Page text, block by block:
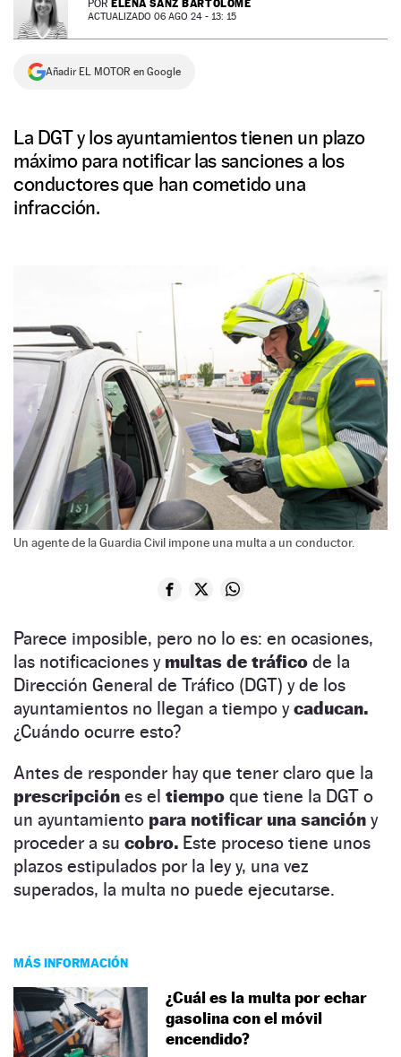
NEWSLETTER
SÍGUENOS
POR ELENA SANZ BARTOLOMÉ
ACTUALIZADO 06 AGO 24 - 13: 15
Añadir EL MOTOR en Google
La DGT y los ayuntamientos tienen un plazo
máximo para notificar las sanciones a los
conductores que han cometido una
infracción.
Un agente de la Guardia Civil impone una multa a un conductor.
Parece imposible, pero no lo es: en ocasiones,
las notificaciones y multas de tráfico de la
Dirección General de Tráfico (DGT) y de los
ayuntamientos no llegan a tiempo ycaducan.
¿Cuándo ocurre esto?
Antes de responder hay que tener claro que la
prescripción es el tiempo que tiene la DGT o
un ayuntamiento para notificar una sanción y
proceder a su cobro. Este proceso tiene unos
plazos estipulados por la ley y, una vez
superados, la multa no puede ejecutarse.
MÁS INFORMACIÓN
¿Cuál es la multa por echar
gasolina con el móvil
encendido?